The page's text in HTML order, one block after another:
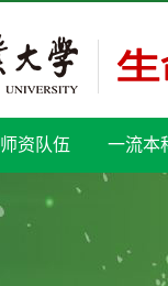
师资队伍 一流本